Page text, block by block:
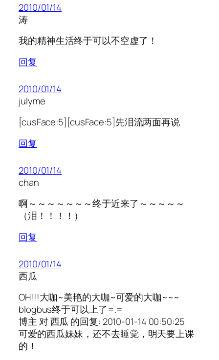
2010/01/14
涛
我的精神生活终于可以不空虚了！
回复
2010/01/14
julyme
[cusFace:5][cusFace:5]先泪流两面再说
回复
2010/01/14
chan
啊～～～～～～～终于近来了～～～～～
（泪！！！！）
回复
2010/01/14
西瓜
OH!!!大咖~美艳的大咖~可爱的大咖~~~
blogbus终于可以上了=.=
博主 对 西瓜 的回复: 2010-01-14 00:50:25
可爱的西瓜妹妹，还不去睡觉，明天要上课
的！